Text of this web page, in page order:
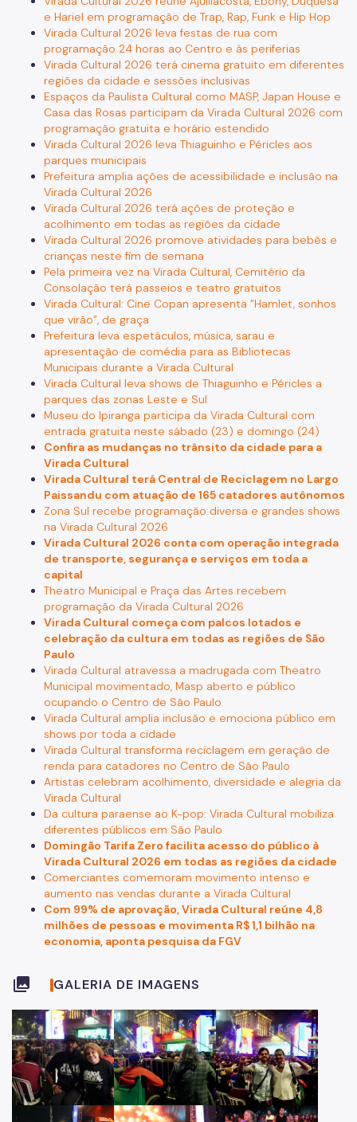
e Hariel em programação de Trap, Rap, Funk e Hip Hop
Virada Cultural 2026 leva festas de rua com
programação 24 horas ao Centro e às periferias
Virada Cultural 2026 terá cinema gratuito em diferentes
regiões da cidade e sessões inclusivas
Espaços da Paulista Cultural como MASP, Japan House e
Casa das Rosas participam da Virada Cultural 2026 com
programação gratuita e horário estendido
Virada Cultural 2026 leva Thiaguinho e Péricles aos
parques municipais
Prefeitura amplia ações de acessibilidade e inclusão na
Virada Cultural 2026
Virada Cultural 2026 terá ações de proteção e
acolhimento em todas as regiões da cidade
Virada Cultural 2026 promove atividades para bebês e
crianças neste fim de semana
Pela primeira vez na Virada Cultural, Cemitério da
Consolação terá passeios e teatro gratuitos
Virada Cultural: Cine Copan apresenta “Hamlet, sonhos
que virão”, de graça
Prefeitura leva espetáculos, música, sarau e
apresentação de comédia para as Bibliotecas
Municipais durante a Virada Cultural
Virada Cultural leva shows de Thiaguinho e Péricles a
parques das zonas Leste e Sul
Museu do Ipiranga participa da Virada Cultural com
entrada gratuita neste sábado (23) e domingo (24)
Confira as mudanças no trânsito da cidade para a
Virada Cultural
Virada Cultural terá Central de Reciclagem no Largo
Paissandu com atuação de 165 catadores autônomos
Zona Sul recebe programação diversa e grandes shows
na Virada Cultural 2026
Virada Cultural 2026 conta com operação integrada
de transporte, segurança e serviços em toda a
capital
Theatro Municipal e Praça das Artes recebem
programação da Virada Cultural 2026
Virada Cultural começa com palcos lotados e
celebração da cultura em todas as regiões de São
Paulo
Virada Cultural atravessa a madrugada com Theatro
Municipal movimentado, Masp aberto e público
ocupando o Centro de São Paulo
Virada Cultural amplia inclusão e emociona público em
shows por toda a cidade
Virada Cultural transforma reciclagem em geração de
renda para catadores no Centro de São Paulo
Artistas celebram acolhimento, diversidade e alegria da
Virada Cultural
Da cultura paraense ao K-pop: Virada Cultural mobiliza
diferentes públicos em São Paulo
Domingão Tarifa Zero facilita acesso do público à
Virada Cultural 2026 em todas as regiões da cidade
Comerciantes comemoram movimento intenso e
aumento nas vendas durante a Virada Cultural
Com 99% de aprovação, Virada Cultural reúne 4,8
milhões de pessoas e movimenta R$ 1,1 bilhão na
economia, aponta pesquisa da FGV
collections GALERIA DE IMAGENS